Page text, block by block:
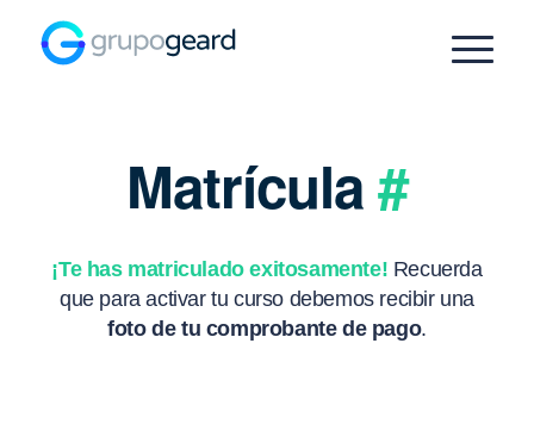
Matrícula#
¡Te has matriculado exitosamente! Recuerda
que para activar tu curso debemos recibir una
foto de tu comprobante de pago.